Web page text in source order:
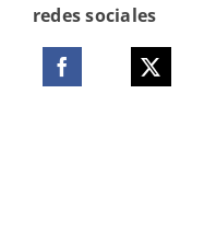
redes sociales